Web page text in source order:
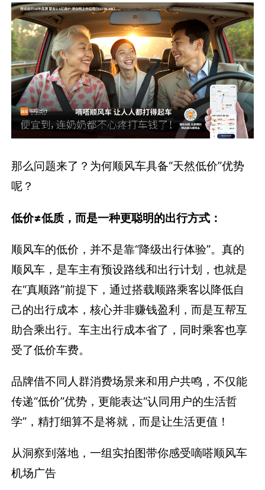
那么问题来了？为何顺风车具备“天然低价”优势
呢？
低价≠低质，而是一种更聪明的出行方式：
顺风车的低价，并不是靠“降级出行体验”。真的
顺风车，是车主有预设路线和出行计划，也就是
在“真顺路”前提下，通过搭载顺路乘客以降低自
己的出行成本，核心并非赚钱盈利，而是互帮互
助合乘出行。车主出行成本省了，同时乘客也享
受了低价车费。
品牌借不同人群消费场景来和用户共鸣，不仅能
传递“低价”优势，更能表达“认同用户的生活哲
学”，精打细算不是将就，而是让生活更值！
从洞察到落地，一组实拍图带你感受嘀嗒顺风车
机场广告